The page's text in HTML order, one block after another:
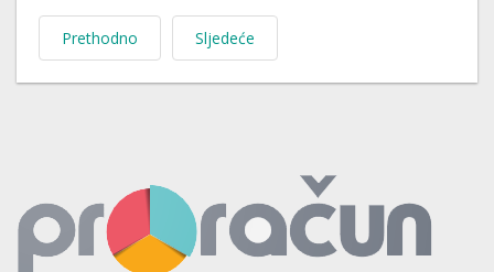
Prethodno Sljedeće